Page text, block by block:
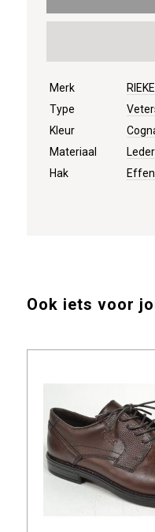
Merk
Type
Kleur
Materiaal
Leder
Hak
Ook iets voor